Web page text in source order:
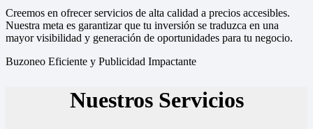
Creemos en ofrecer servicios de alta calidad a precios accesibles.
Nuestra meta es garantizar que tu inversión se traduzca en una
mayor visibilidad y generación de oportunidades para tu negocio.
Buzoneo Eficiente y Publicidad Impactante
Nuestros Servicios